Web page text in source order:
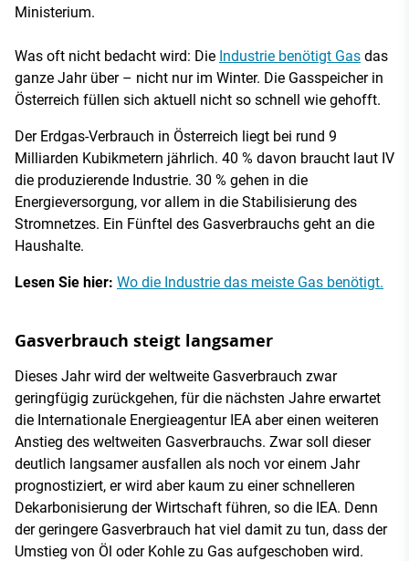
Ministerium.
Was oft nicht bedacht wird: Die Industrie benötigt Gas das
ganze Jahr über – nicht nur im Winter. Die Gasspeicher in
Österreich füllen sich aktuell nicht so schnell wie gehofft.
Der Erdgas-Verbrauch in Österreich liegt bei rund 9
Milliarden Kubikmetern jährlich. 40 % davon braucht laut IV
die produzierende Industrie. 30 % gehen in die
Energieversorgung, vor allem in die Stabilisierung des
Stromnetzes. Ein Fünftel des Gasverbrauchs geht an die
Haushalte.
Lesen Sie hier: Wo die Industrie das meiste Gas benötigt.
Gasverbrauch steigt langsamer
Dieses Jahr wird der weltweite Gasverbrauch zwar
geringfügig zurückgehen, für die nächsten Jahre erwartet
die Internationale Energieagentur IEA aber einen weiteren
Anstieg des weltweiten Gasverbrauchs. Zwar soll dieser
deutlich langsamer ausfallen als noch vor einem Jahr
prognostiziert, er wird aber kaum zu einer schnelleren
Dekarbonisierung der Wirtschaft führen, so die IEA. Denn
der geringere Gasverbrauch hat viel damit zu tun, dass der
Umstieg von Öl oder Kohle zu Gas aufgeschoben wird.